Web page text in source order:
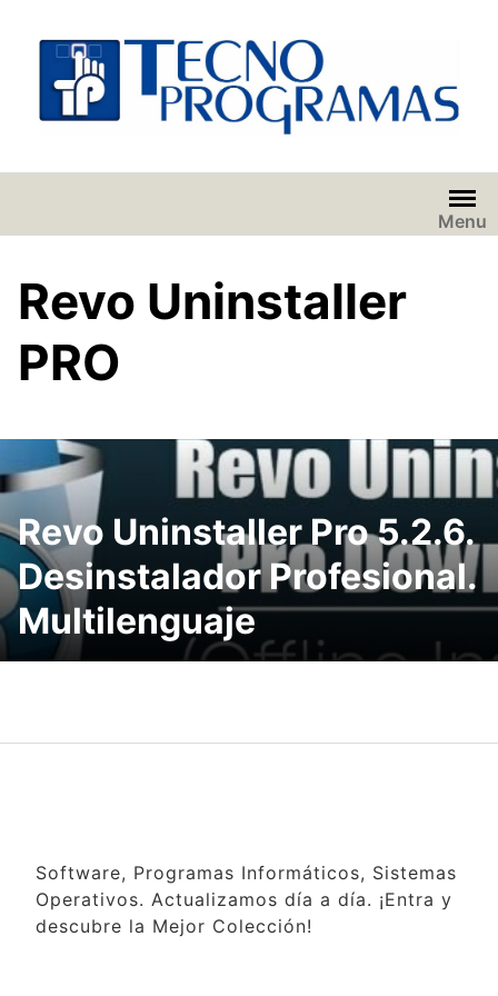
contenido
Menu
Revo Uninstaller
PRO
Revo Uninstaller Pro 5.2.6.
Desinstalador Profesional.
Multilenguaje
Software, Programas Informáticos, Sistemas
Operativos. Actualizamos día a día. ¡Entra y
descubre la Mejor Colección!